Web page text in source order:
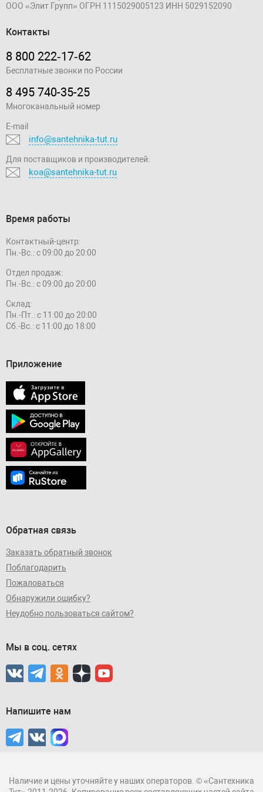
ООО «Элит Групп» ОГРН 1115029005123 ИНН 5029152090
Контакты
8 800 222‑17‑62
Бесплатные звонки по России
8 495 740-35-25
Многоканальный номер
E-mail
info@santehnika-tut.ru
Для поставщиков и производителей:
koa@santehnika-tut.ru
Время работы
Контактный-центр:
Пн.-Вс.: с 09:00 до 20:00
Отдел продаж:
Пн.-Вс.: с 09:00 до 20:00
Склад:
Пн.-Пт.: с 11:00 до 20:00
Сб.-Вс.: с 11:00 до 18:00
Приложение
Обратная связь
Заказать обратный звонок
Поблагодарить
Пожаловаться
Обнаружили ошибку?
Неудобно пользоваться сайтом?
Мы в соц. сетях
Напишите нам
Наличие и цены уточняйте у наших операторов. © «Сантехника